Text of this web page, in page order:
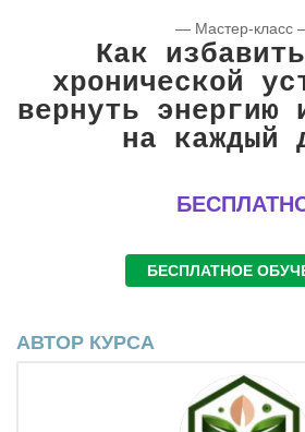
— Мастер-класс
Как
хронической
вернуть энергию
на каждый
БЕСПЛАТНОЕ
АВТОР КУРСА